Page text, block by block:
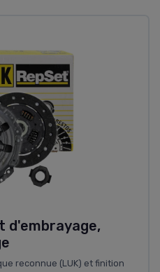
d'embrayage,
reconnue (LUK) et finition